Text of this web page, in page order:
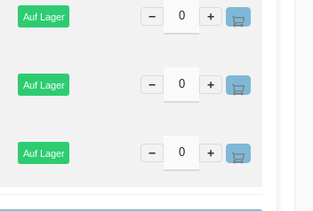
Auf Lager − +
Auf Lager − +
Auf Lager − +